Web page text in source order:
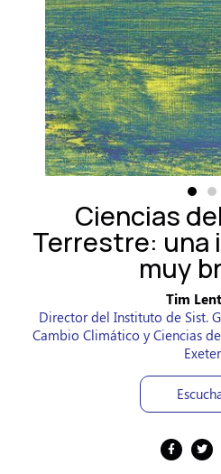
Ciencias
Terrestre: una
muy
Tim
Director del Instituto de Sist.
Cambio Climático y Ciencias
Exeter